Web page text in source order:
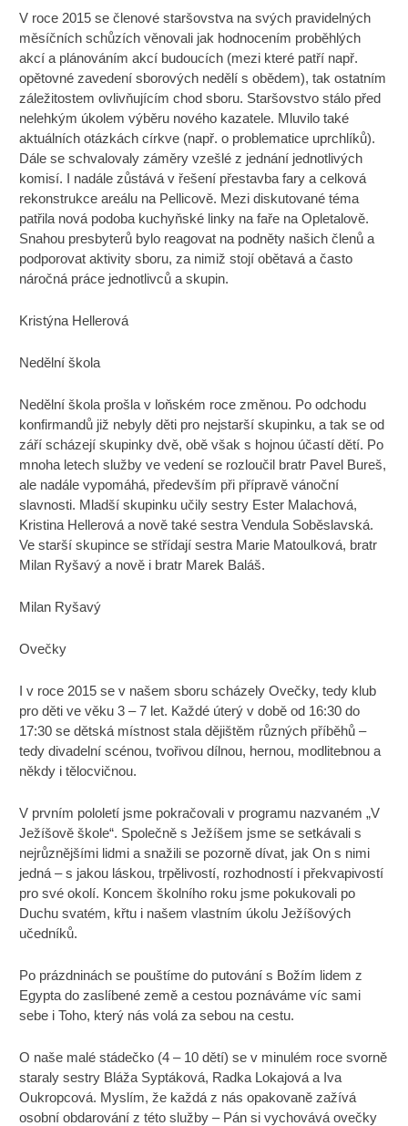
V roce 2015 se členové staršovstva na svých pravidelných
měsíčních schůzích věnovali jak hodnocením proběhlých
akcí a plánováním akcí budoucích (mezi které patří např.
opětovné zavedení sborových nedělí s obědem), tak ostatním
záležitostem ovlivňujícím chod sboru. Staršovstvo stálo před
nelehkým úkolem výběru nového kazatele. Mluvilo také
aktuálních otázkách církve (např. o problematice uprchlíků).
Dále se schvalovaly záměry vzešlé z jednání jednotlivých
komisí. I nadále zůstává v řešení přestavba fary a celková
rekonstrukce areálu na Pellicově. Mezi diskutované téma
patřila nová podoba kuchyňské linky na faře na Opletalově.
Snahou presbyterů bylo reagovat na podněty našich členů a
podporovat aktivity sboru, za nimiž stojí obětavá a často
náročná práce jednotlivců a skupin.
Kristýna Hellerová
Nedělní škola
Nedělní škola prošla v loňském roce změnou. Po odchodu
konfirmandů již nebyly děti pro nejstarší skupinku, a tak se od
září scházejí skupinky dvě, obě však s hojnou účastí dětí. Po
mnoha letech služby ve vedení se rozloučil bratr Pavel Bureš,
ale nadále vypomáhá, především při přípravě vánoční
slavnosti. Mladší skupinku učily sestry Ester Malachová,
Kristina Hellerová a nově také sestra Vendula Soběslavská.
Ve starší skupince se střídají sestra Marie Matoulková, bratr
Milan Ryšavý a nově i bratr Marek Baláš.
Milan Ryšavý
Ovečky
I v roce 2015 se v našem sboru scházely Ovečky, tedy klub
pro děti ve věku 3 – 7 let. Každé úterý v době od 16:30 do
17:30 se dětská místnost stala dějištěm různých příběhů –
tedy divadelní scénou, tvořivou dílnou, hernou, modlitebnou a
někdy i tělocvičnou.
V prvním pololetí jsme pokračovali v programu nazvaném „V
Ježíšově škole“. Společně s Ježíšem jsme se setkávali s
nejrůznějšími lidmi a snažili se pozorně dívat, jak On s nimi
jedná – s jakou láskou, trpělivostí, rozhodností i překvapivostí
pro své okolí. Koncem školního roku jsme pokukovali po
Duchu svatém, křtu i našem vlastním úkolu Ježíšových
učedníků.
Po prázdninách se pouštíme do putování s Božím lidem z
Egypta do zaslíbené země a cestou poznáváme víc sami
sebe i Toho, který nás volá za sebou na cestu.
O naše malé stádečko (4 – 10 dětí) se v minulém roce svorně
staraly sestry Bláža Syptáková, Radka Lokajová a Iva
Oukropcová. Myslím, že každá z nás opakovaně zažívá
osobní obdarování z této služby – Pán si vychovává ovečky